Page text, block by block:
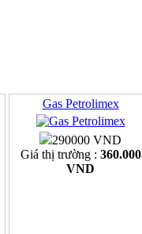
Gas Petrolimex
290000 VND
Giá thị trường : 360.000
VND